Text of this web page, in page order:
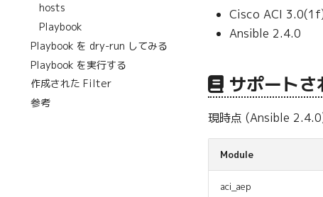
hosts
Playbook
Playbook を dry-run してみる
Playbook を実行する
作成された Filter
参考
Cisco ACI
Ansible 2.4.0
サポート
現時点 (Ansible
Module
aci_aep